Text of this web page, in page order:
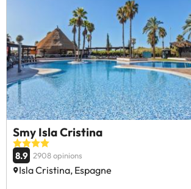
Smy Isla Cristina
8.9 2908 opinions
Isla Cristina, Espagne